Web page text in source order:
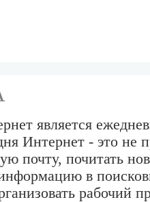
является
Интернет - это не
почту, почитать
в
рабочий